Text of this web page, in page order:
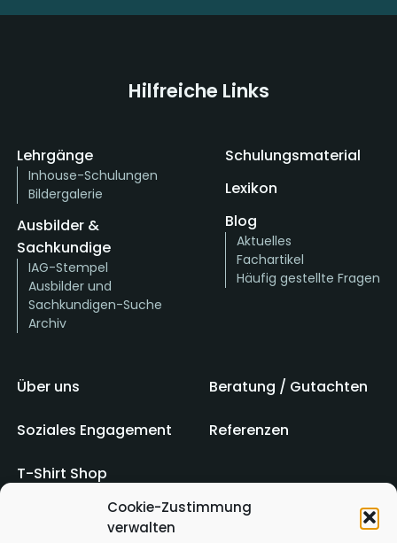
Cookie-Zustimmung
verwalten
Hilfreiche Links
Lehrgänge
Inhouse-Schulungen
Bildergalerie
Ausbilder &
Sachkundige
IAG-Stempel
Ausbilder und
Sachkundigen-Suche
Archiv
Schulungsmaterial
Lexikon
Blog
Aktuelles
Fachartikel
Häufig gestellte Fragen
Über uns Beratung / Gutachten
Soziales Engagement Referenzen
T-Shirt Shop